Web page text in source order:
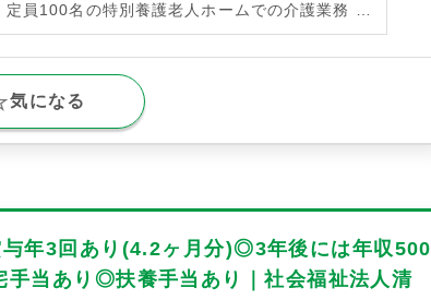
定員100名の特別養護老人ホームでの介護業務
気になる
年3回あり(4.2ヶ月分)◎3年後には年収500
当あり◎扶養手当あり｜社会福祉法人清